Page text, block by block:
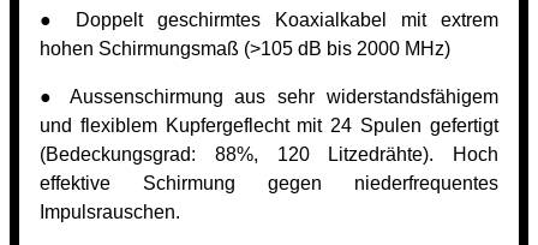
● Doppelt geschirmtes Koaxialkabel mit extrem
hohen Schirmungsmaß (>105 dB bis 2000 MHz)
● Aussenschirmung aus sehr widerstandsfähigem
und flexiblem Kupfergeflecht mit 24 Spulen gefertigt
(Bedeckungsgrad: 88%, 120 Litzedrähte). Hoch
effektive Schirmung gegen niederfrequentes
Impulsrauschen.